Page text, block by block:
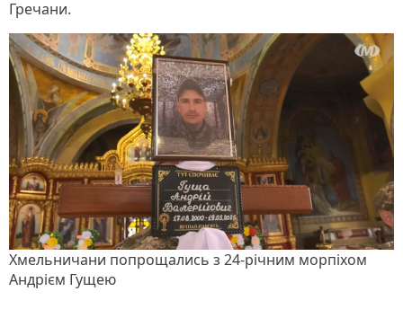
Гречани.
Хмельничани попрощались з 24-річним морпіхом
Андрієм Гущею